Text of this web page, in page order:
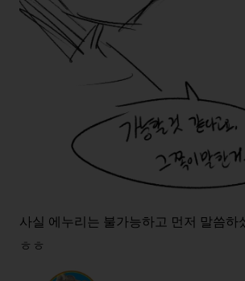
사실 에누리는 불가능하고 먼저 말씀하
ㅎㅎ